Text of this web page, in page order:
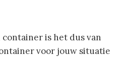
is het dus van
voor jouw situatie